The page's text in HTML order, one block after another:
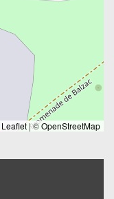
Leaflet |©OpenStreetMap